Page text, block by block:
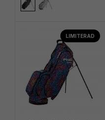
LIMITERAD